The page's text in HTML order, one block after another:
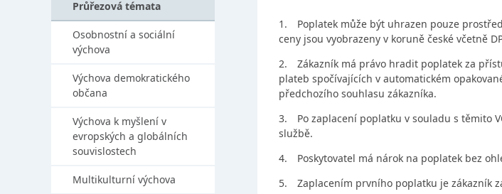
1.
Poplatek může být uhrazen pouze
ceny jsou vyobrazeny v koruně české včetně
2.
Zákazník má právo hradit poplatek za
plateb spočívajících v automatickém
předchozího souhlasu zákazníka.
3.
Po zaplacení poplatku v souladu s těmito
službě.
4.
Poskytovatel má nárok na poplatek bez
5.
Zaplacením prvního poplatku je zákazník
Průřezová témata
Osobnostní a sociální
výchova
Výchova demokratického
občana
Výchova k myšlení v
evropských a globálních
souvislostech
Multikulturní výchova